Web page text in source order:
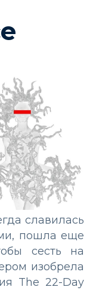
славилась
пошла еще
сесть на
изобрела
The 22-Day